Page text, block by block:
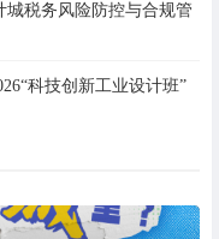
税务风险防控与合规管
科技创新工业设计班”